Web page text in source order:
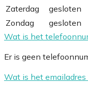
Zaterdag
gesloten
Zondag
gesloten
Wat is het
Er is geen
Wat is het